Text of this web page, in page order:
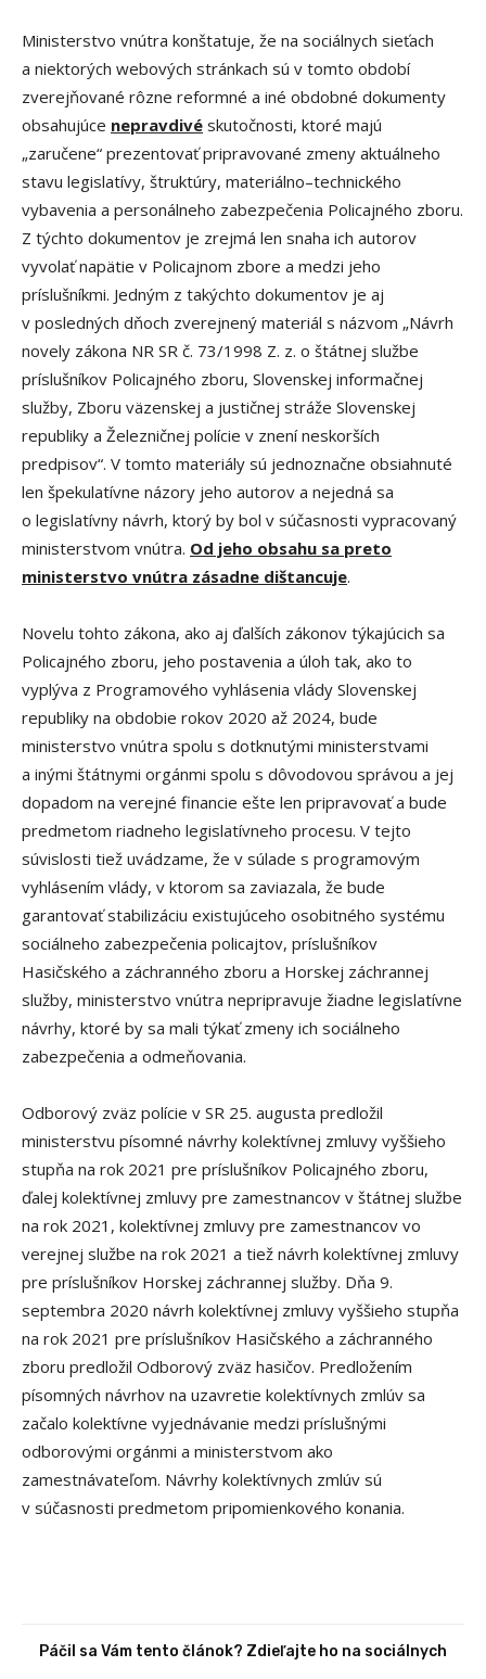
Ministerstvo vnútra konštatuje, že na sociálnych sieťach
a niektorých webových stránkach sú v tomto období
zverejňované rôzne reformné a iné obdobné dokumenty
obsahujúce nepravdivé skutočnosti, ktoré majú
„zaručene“ prezentovať pripravované zmeny aktuálneho
stavu legislatívy, štruktúry, materiálno–technického
vybavenia a personálneho zabezpečenia Policajného zboru.
Z týchto dokumentov je zrejmá len snaha ich autorov
vyvolať napätie v Policajnom zbore a medzi jeho
príslušníkmi. Jedným z takýchto dokumentov je aj
v posledných dňoch zverejnený materiál s názvom „Návrh
novely zákona NR SR č. 73/1998 Z. z. o štátnej službe
príslušníkov Policajného zboru, Slovenskej informačnej
služby, Zboru väzenskej a justičnej stráže Slovenskej
republiky a Železničnej polície v znení neskorších
predpisov“. V tomto materiály sú jednoznačne obsiahnuté
len špekulatívne názory jeho autorov a nejedná sa
o legislatívny návrh, ktorý by bol v súčasnosti vypracovaný
ministerstvom vnútra. Od jeho obsahu sa preto
ministerstvo vnútra zásadne dištancuje.
Novelu tohto zákona, ako aj ďalších zákonov týkajúcich sa
Policajného zboru, jeho postavenia a úloh tak, ako to
vyplýva z Programového vyhlásenia vlády Slovenskej
republiky na obdobie rokov 2020 až 2024, bude
ministerstvo vnútra spolu s dotknutými ministerstvami
a inými štátnymi orgánmi spolu s dôvodovou správou a jej
dopadom na verejné financie ešte len pripravovať a bude
predmetom riadneho legislatívneho procesu. V tejto
súvislosti tiež uvádzame, že v súlade s programovým
vyhlásením vlády, v ktorom sa zaviazala, že bude
garantovať stabilizáciu existujúceho osobitného systému
sociálneho zabezpečenia policajtov, príslušníkov
Hasičského a záchranného zboru a Horskej záchrannej
služby, ministerstvo vnútra nepripravuje žiadne legislatívne
návrhy, ktoré by sa mali týkať zmeny ich sociálneho
zabezpečenia a odmeňovania.
Odborový zväz polície v SR 25. augusta predložil
ministerstvu písomné návrhy kolektívnej zmluvy vyššieho
stupňa na rok 2021 pre príslušníkov Policajného zboru,
ďalej kolektívnej zmluvy pre zamestnancov v štátnej službe
na rok 2021, kolektívnej zmluvy pre zamestnancov vo
verejnej službe na rok 2021 a tiež návrh kolektívnej zmluvy
pre príslušníkov Horskej záchrannej služby. Dňa 9.
septembra 2020 návrh kolektívnej zmluvy vyššieho stupňa
na rok 2021 pre príslušníkov Hasičského a záchranného
zboru predložil Odborový zväz hasičov. Predložením
písomných návrhov na uzavretie kolektívnych zmlúv sa
začalo kolektívne vyjednávanie medzi príslušnými
odborovými orgánmi a ministerstvom ako
zamestnávateľom. Návrhy kolektívnych zmlúv sú
v súčasnosti predmetom pripomienkového konania.
Páčil sa Vám tento článok? Zdieľajte ho na sociálnych